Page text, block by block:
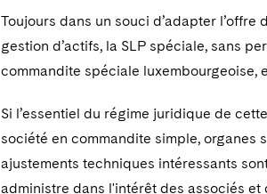
Toujours dans un souci d’adapter
gestion d’actifs, la SLP spéciale, sans
commandite spéciale luxembourgeoise,
Si l’essentiel du régime juridique de
société en commandite simple, organes
ajustements techniques intéressants
administre dans l'intérêt des associés